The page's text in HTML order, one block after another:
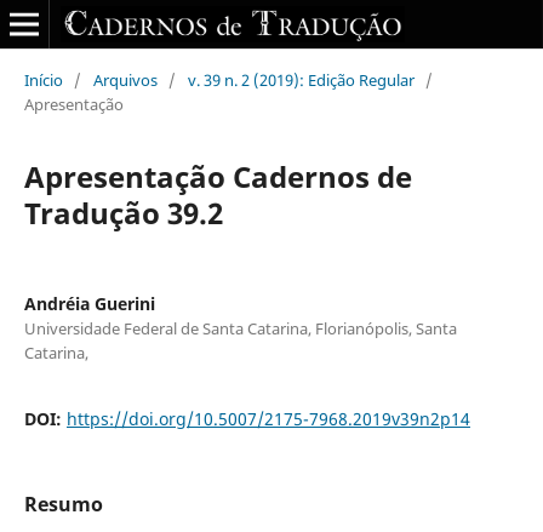
Início / Arquivos / v. 39 n. 2 (2019): Edição Regular /
Apresentação
Apresentação Cadernos de
Tradução 39.2
Andréia Guerini
Universidade Federal de Santa Catarina, Florianópolis, Santa
Catarina,
DOI: https://doi.org/10.5007/2175-7968.2019v39n2p14
Resumo